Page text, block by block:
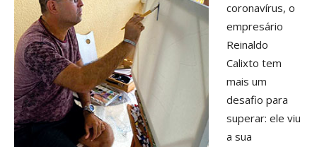
coronavírus, o
empresário
Reinaldo
Calixto tem
mais um
desafio para
superar: ele viu
a sua